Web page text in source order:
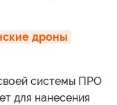
дроны
системы ПРО
для нанесения